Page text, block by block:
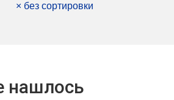
× без сортировки
нашлось